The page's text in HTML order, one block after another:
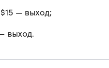
— выход;
выход.